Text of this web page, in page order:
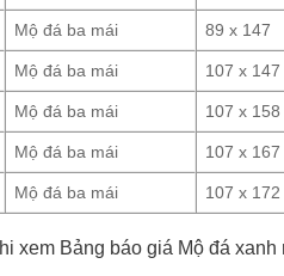
Mộ đá ba mái 89 x 147
Mộ đá ba mái 107 x 147
Mộ đá ba mái 107 x 158
Mộ đá ba mái 107 x 167
Mộ đá ba mái 107 x 172
xem Bảng báo giá Mộ đá